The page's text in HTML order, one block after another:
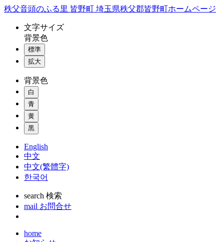
コ
秩父音頭のふる里 皆野町 埼玉県秩父郡皆野町ホームページ
文字サイズ
背景色
標準
拡大
背景色
白
青
黄
黒
English
中文
中文(繁體字)
한국어
search 検索
mail お問合せ
home